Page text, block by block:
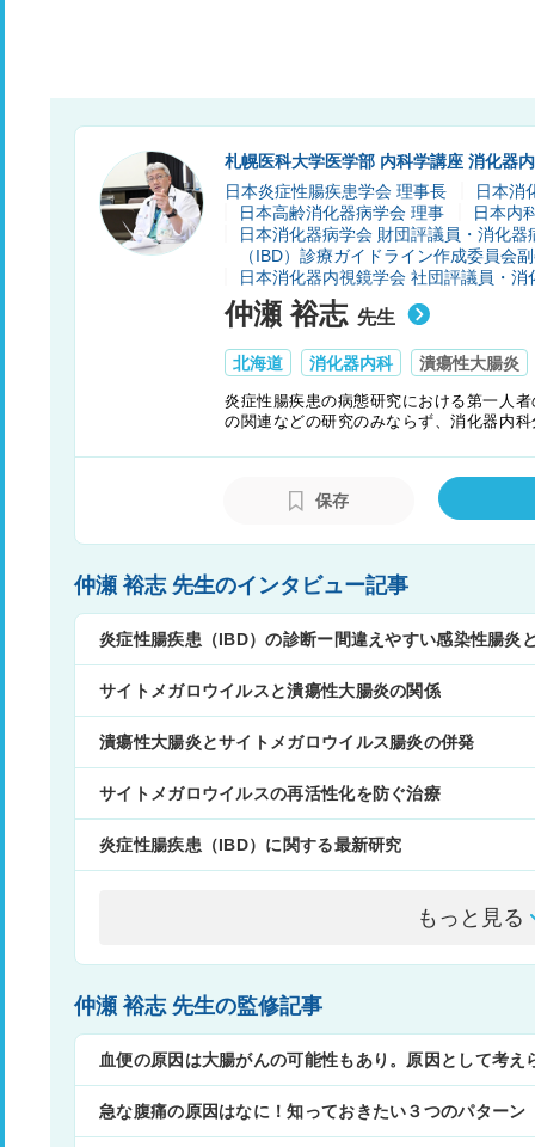
札幌医科大学医学部 内科学講座 消化器
日本炎症性腸疾患学会 理事長
日本消
日本高齢消化器病学会 理事
日本内
日本消化器病学会 財団評議員・消化
（IBD）診療ガイドライン作成委員会
日本消化器内視鏡学会 社団評議員・
仲瀬 裕志 先生
北海道 消化器内科 潰瘍性大腸炎
炎症性腸疾患の病態研究における第一人
の関連などの研究のみならず、消化器内
保存
仲瀬 裕志 先生のインタビュー記事
炎症性腸疾患（IBD）の診断ー間違えやすい感染性腸炎
サイトメガロウイルスと潰瘍性大腸炎の関係
潰瘍性大腸炎とサイトメガロウイルス腸炎の併発
サイトメガロウイルスの再活性化を防ぐ治療
炎症性腸疾患（IBD）に関する最新研究
もっと見る
仲瀬 裕志 先生の監修記事
血便の原因は大腸がんの可能性もあり。原因として考え
急な腹痛の原因はなに！知っておきたい３つのパターン